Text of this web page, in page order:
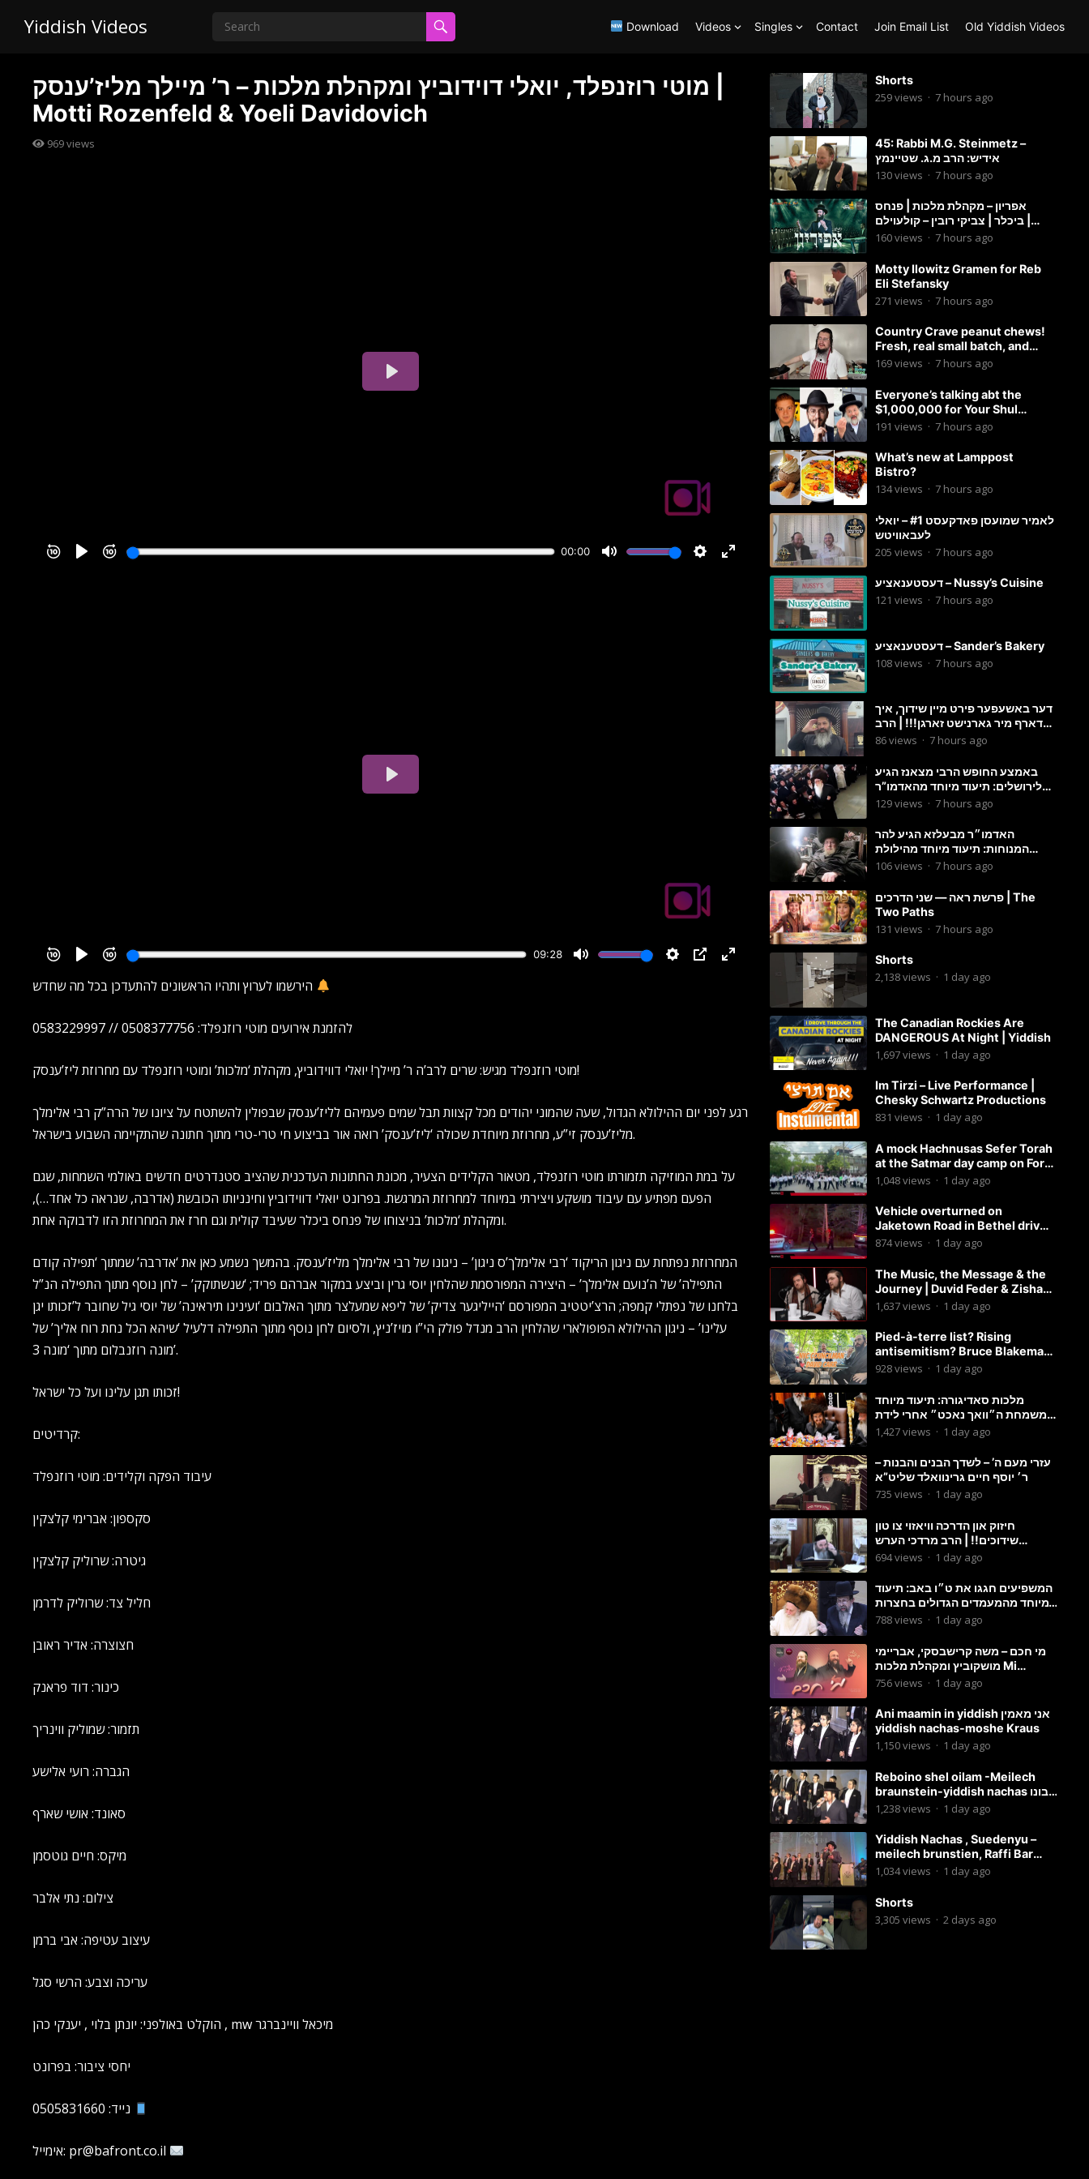
Yiddish Videos Download Videos Singles Contact Join Email List Old Yiddish Videos
מוטי רוזנפלד, יואלי דוידוביץ ומקהלת מלכות – ר’ מיילך מליז’ענסק |
Motti Rozenfeld & Yoeli Davidovich
969views
להזמנת אירועים מוטי רוזנפלד: 0508377756 // 0583229997
מוטי רוזנפלד מגיש: שרים לרב’ה ר’ מיילך! יואלי דווידוביץ, מקהלת ‘מלכות’ ומוטי רוזנפלד עם מחרוזת ליז’ענסק!
רגע לפני יום ההילולא הגדול, שעה שהמוני יהודים מכל קצוות תבל שמים פעמיהם לליז’ענסק שבפולין להשתטח על ציונו של הרה”ק רבי אלימלך
מליז’ענסק זי”ע, מחרוזת מיוחדת שכולה ‘ליז’ענסק’ רואה אור בביצוע חי טרי-טרי מתוך חתונה שהתקיימה השבוע בישראל.
על במת המוזיקה תזמורתו מוטי רוזנפלד, מטאור הקלידים הצעיר, מכונת החתונות העדכנית שהציב סטנדרטים חדשים באולמי השמחות, שגם
הפעם מפתיע עם עיבוד מושקע ויצירתי במיוחד למחרוזת המרגשת. בפרונט יואלי דווידוביץ וחינניותו הכובשת (אדרבה, שנראה כל אחד…),
ומקהלת ‘מלכות’ בניצוחו של פנחס ביכלר שעיבד קולית וגם חרז את המחרוזת הזו לדבוקה אחת.
המחרוזת נפתחת עם ניגון הריקוד ‘רבי אלימלך’ס ניגון’ – ניגונו של רבי אלימלך מליז’ענסק. בהמשך נשמע כאן את ‘אדרבה’ שמתוך ‘תפילה קודם
התפילה’ של ה’נועם אלימלך’ – היצירה המפורסמת שהלחין יוסי גרין וביצע במקור אברהם פריד; ‘שנשתוקק’ – לחן נוסף מתוך התפילה הנ”ל
בלחנו של נפתלי קמפה; הרצ’יטטיב המפורסם ‘הייליגער צדיק’ של ליפא שמעלצר מתוך האלבום ‘ועינינו תיראינה’ של יוסי גיל שחובר ל’זכותו יגן
עלינו’ – ניגון ההילולא הפופולארי שהלחין הרב מנדל פולק הי”ו מויז’ניץ, ולסיום לחן נוסף מתוך התפילה דלעיל ‘שיהא הכל נחת רוח אליך’ של
מונה רוזנבלום מתוך ‘מונה 3’.
זכותו תגן עלינו ועל כל ישראל!
קרדיטים:
עיבוד הפקה וקלידים: מוטי רוזנפלד
סקספון: אברימי קלצקין
גיטרה: שרוליק קלצקין
חליל צד: שרוליק לדרמן
חצוצרה: אדיר ראובן
כינור: דוד פראנק
תזמור: שמוליק ווינריך
הגברה: רועי אלישע
סאונד: אושי שארף
מיקס: חיים גוטסמן
צילום: נתי אלבר
עיצוב עטיפה: אבי ברמן
עריכה וצבע: הרשי סגל
הוקלט באולפני: יונתן בלוי , יענקי כהן , mw מיכאל וויינברגר
יחסי ציבור: בפרונט
אימייל: pr@bafront.co.il
Shorts
259views · 7 hours ago
45: Rabbi M.G. Steinmetz –
אידיש: הרב מ.ג. שטיינמץ
130views · 7 hours ago
אפריון – מקהלת מלכות | פנחס
ביכלר | צביקי רובין – קולעוילם |
Malchus Choir, Tzviki Rubin
160views · 7 hours ago
Motty Ilowitz Gramen for Reb
Eli Stefansky
271 views · 7 hours ago
Country Crave peanut chews!
Fresh, real small batch, and
soft! – Status Island
169views · 7 hours ago
Everyone’s talking abt the
$1,000,000 for Your Shul
Tosfos Yom Tov “No Talking by
191 views · 7 hours ago
What’s new at Lamppost
Bistro?
134views · 7 hours ago
לאמיר שמועסן פאדקעסט #1 – יואלי
לעבאוויטש
205 views · 7 hours ago
דעסטענאציע – Nussy’s Cuisine
121 views · 7 hours ago
דעסטענאציע – Sander’s Bakery
108views · 7 hours ago
דער באשעפער פירט מיין שידוך, איך
דארף מיר גארנישט זארגן!!! | הרב
מענדל ווייס
86views · 7 hours ago
באמצע החופש הרבי מצאנז הגיע
לירושלים: תיעוד מיוחד מהאדמו”ר
בריקוד המצווה טאנץ בשמחת בית
129views · 7 hours ago
האדמו״ר מבעלזא הגיע להר
המנוחות: תיעוד מיוחד מהילולת
הרה״ק רבי אהרון מבעלזא זי״ע
106views · 7 hours ago
פרשת ראה — שני הדרכים | The
Two Paths
131 views · 7 hours ago
Shorts
2,138views · 1 day ago
The Canadian Rockies Are
DANGEROUS At Night | Yiddish
1,697views · 1 day ago
Im Tirzi – Live Performance |
Chesky Schwartz Productions
831 views · 1 day ago
A mock Hachnusas Sefer Torah
at the Satmar day camp on Fort
Hamilton Parkway.
1,048views · 1 day ago
Vehicle overturned on
Jaketown Road in Bethel driver
arrested for driving while
874views · 1 day ago
The Music, the Message & the
Journey | Duvid Feder & Zisha
Surkis | Round Table #11
1,637views · 1 day ago
Pied-à-terre list? Rising
antisemitism? Bruce Blakeman
chances? Podcast with
928views · 1 day ago
מלכות סאדיגורה: תיעוד מיוחד
משמחת ה״וואך נאכט״ אחרי לידת
בן האדמו״ר-פשוט לצפות ולהנות
1,427views · 1 day ago
עזרי מעם ה’ – לשדך הבנים והבנות –
ר׳ יוסף חיים גרינוואלד שליט”א
735 views · 1 day ago
חיזוק און הדרכה וויאזוי צו טון
שידוכים!! | הרב מרדכי הערש
שפיצער
694views · 1 day ago
המשפיעים חגגו את ט״ו באב: תיעוד
מיוחד מהמעמדים הגדולים בחצרות
האדמו״ר מסטוטשין והגרי״מ
788views · 1 day ago
מי חכם – משה קרישבסקי, אבריימי
מושקוביץ ומקהלת מלכות Mi
Chacham I
756views · 1 day ago
Ani maamin in yiddish אני מאמין
yiddish nachas-moshe Kraus
1,150views · 1 day ago
Reboino shel oilam -Meilech
braunstein-yiddish nachas רבונו
של עולם
1,238views · 1 day ago
Yiddish Nachas , Suedenyu –
meilech brunstien, Raffi Bar
Mitzvah
1,034views · 1 day ago
Shorts
3,305 views · 2 days ago